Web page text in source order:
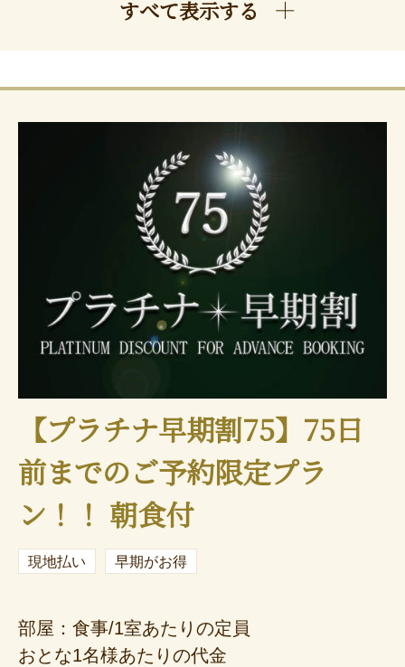
すべて表示する
【プラチナ早期割75】75日
前までのご予約限定プラ
ン！！ 朝食付
現地払い 早期がお得
部屋：食事/1室あたりの定員
おとな1名様あたりの代金